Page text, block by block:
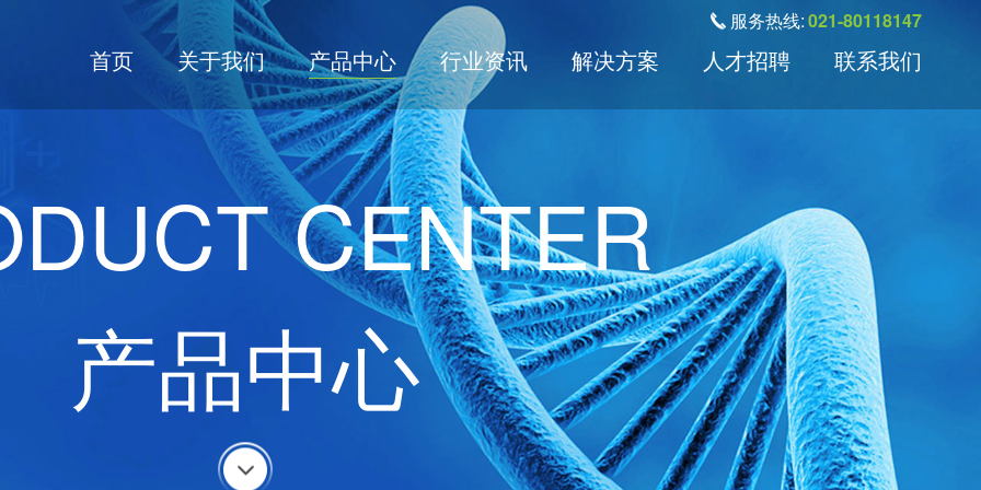
首页 关于我们 产品中心 行业资讯 解决方案 人才招聘 联系我们
服务热线:021-80118147
CENTER
产品中心